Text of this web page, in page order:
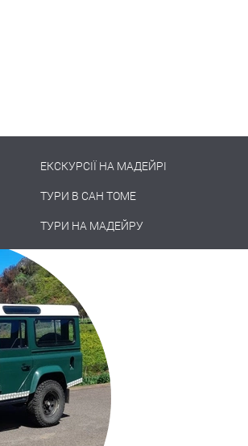
ЕКСКУРСІЇ НА МАДЕЙРІ
ТУРИ В САН ТОМЕ
ТУРИ НА МАДЕЙРУ